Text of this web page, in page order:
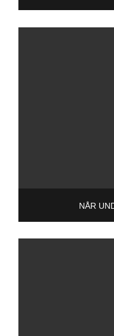
NÅR